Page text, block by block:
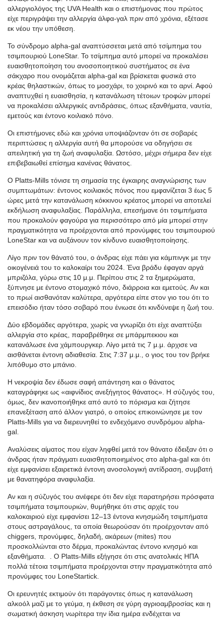
αλλεργιολόγος της UVA Health και ο επιστήμονας που πρώτος
είχε περιγράψει την αλλεργία άλφα-γαλ πριν από χρόνια, εξέτασε
εκ νέου την υπόθεση.
Το σύνδρομο alpha-gal αναπτύσσεται μετά από τσίμπημα του
τσιμπουριού LoneStar. Το τσίμπημα αυτό μπορεί να προκαλέσει
ευαισθητοποίηση του ανοσοποιητικού συστήματος σε ένα
σάκχαρο που ονομάζεται alpha-gal και βρίσκεται φυσικά στο
κρέας θηλαστικών, όπως το μοσχάρι, το χοιρινό και το αρνί. Αφού
αναπτυχθεί η ευαισθησία, η κατανάλωση τέτοιων τροφών μπορεί
να προκαλέσει αλλεργικές αντιδράσεις, όπως εξανθήματα, ναυτία,
εμετούς και έντονο κοιλιακό πόνο.
Οι επιστήμονες εδώ και χρόνια υποψιάζονταν ότι σε σοβαρές
περιπτώσεις η αλλεργία αυτή θα μπορούσε να οδηγήσει σε
απειλητική για τη ζωή αναφυλαξία. Ωστόσο, μέχρι σήμερα δεν είχε
επιβεβαιωθεί επίσημα κανένας θάνατος.
Ο Platts-Mills τόνισε τη σημασία της έγκαιρης αναγνώρισης των
συμπτωμάτων: έντονος κοιλιακός πόνος που εμφανίζεται 3 έως 5
ώρες μετά την κατανάλωση κόκκινου κρέατος μπορεί να αποτελεί
εκδήλωση αναφυλαξίας. Παράλληλα, επεσήμανε ότι τσιμπήματα
που προκαλούν φαγούρα για περισσότερο από μία μπορεί στην
πραγματικότητα να προέρχονται από προνύμφες του τσιμπουριού
LoneStar και να αυξάνουν τον κίνδυνο ευαισθητοποίησης.
Λίγο πριν τον θάνατό του, ο άνδρας είχε πάει για κάμπινγκ με την
οικογένειά του το καλοκαίρι του 2024. Ένα βράδυ έφαγαν αργά
μπριζόλα, γύρω στις 10 μ.μ. Περίπου στις 2 τα ξημερώματα,
ξύπνησε με έντονο στομαχικό πόνο, διάρροια και εμετούς. Αν και
το πρωί αισθανόταν καλύτερα, αργότερα είπε στον γιο του ότι το
επεισόδιο ήταν τόσο σοβαρό που ένιωσε ότι κινδύνεψε η ζωή του.
Δύο εβδομάδες αργότερα, χωρίς να γνωρίζει ότι είχε αναπτύξει
αλλεργία στο κρέας, παραβρέθηκε σε μπάρμπεκιου και
κατανάλωσε ένα χάμπουργκερ. Λίγο μετά τις 7 μ.μ. άρχισε να
αισθάνεται έντονη αδιαθεσία. Στις 7:37 μ.μ., ο γιος του τον βρήκε
λιπόθυμο στο μπάνιο.
Η νεκροψία δεν έδωσε σαφή απάντηση και ο θάνατος
καταγράφηκε ως «αιφνίδιος ανεξήγητος θάνατος». Η σύζυγός του,
όμως, δεν ικανοποιήθηκε από αυτό το πόρισμα και ζήτησε
επανεξέταση από άλλον γιατρό, ο οποίος επικοινώνησε με τον
Platts-Mills για να διερευνηθεί το ενδεχόμενο συνδρόμου alpha-
gal
Αναλύσεις αίματος που είχαν ληφθεί μετά τον θάνατο έδειξαν ότι ο
άνδρας ήταν πράγματι ευαισθητοποιημένος στο alpha-gal και ότι
είχε εμφανίσει εξαιρετικά έντονη ανοσολογική αντίδραση, συμβατή
με θανατηφόρα αναφυλαξία.
Αν και η σύζυγός του ανέφερε ότι δεν είχε παρατηρήσει πρόσφατα
τσιμπήματα τσιμπουριών, θυμήθηκε ότι στις αρχές του
καλοκαιριού είχε εμφανίσει 12–13 έντονα κνησμώδη τσιμπήματα
στους αστραγάλους, τα οποία θεωρούσαν ότι προέρχονταν από
chiggers , προνύμφες, δηλαδή, ακάρεων (mites) που
προσκολλώνται στο δέρμα, προκαλώντας έντονο κνησμό και
εξανθήματα. . Ο Platts-Mills εξήγησε ότι στις ανατολικές ΗΠΑ
πολλά τέτοια τσιμπήματα προέρχονται στην πραγματικότητα από
προνύμφες του LoneStartick
Οι ερευνητές εκτιμούν ότι παράγοντες όπως η κατανάλωση
αλκοόλ μαζί με το γεύμα, η έκθεση σε γύρη αγριοαμβροσίας και η
σωματική άσκηση νωρίτερα την ίδια ημέρα ενδέχεται να